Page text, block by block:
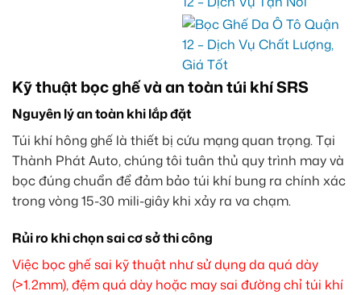
Kỹ thuật bọc ghế và an toàn túi khí SRS
Nguyên lý an toàn khi lắp đặt
Túi khí hông ghế là thiết bị cứu mạng quan trọng. Tại
Thành Phát Auto, chúng tôi tuân thủ quy trình may và
bọc đúng chuẩn để đảm bảo túi khí bung ra chính xác
trong vòng 15-30 mili-giây khi xảy ra va chạm.
Rủi ro khi chọn sai cơ sở thi công
Việc bọc ghế sai kỹ thuật như sử dụng da quá dày
(>1.2mm), đệm quá dày hoặc may sai đường chỉ túi khí